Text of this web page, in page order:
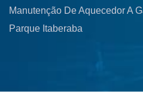
Manutenção De Aquecedor A
Parque Itaberaba